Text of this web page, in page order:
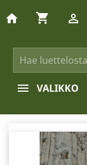
home shopping_cart 
VALIKKO